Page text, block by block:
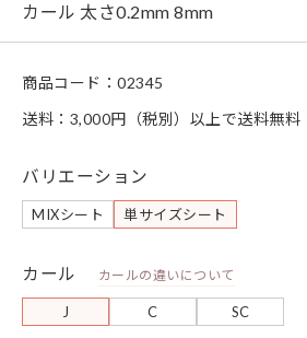
カール 太さ0.2mm 8mm
商品コード： 02345
送料：3,000円（税別）以上で送料無料
バリエーション
MIXシート 単サイズシート
カール カールの違いについて
J C SC